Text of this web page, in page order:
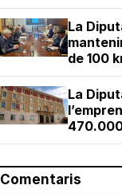
La
de 100
La
Comentaris